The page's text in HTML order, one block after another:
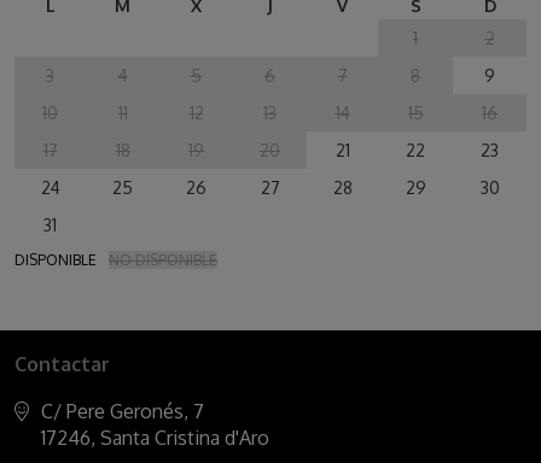
L M X J V S
D
1
2
3
4 5 6 7 8
9
10
11 12 13 14 15
16
17
18 19 20 21 22
23
24
25 26 27 28 29
30
31
DISPONIBLE NO DISPONIBLE
Contactar
C/ Pere Geronés, 7
17246, Santa Cristina d'Aro